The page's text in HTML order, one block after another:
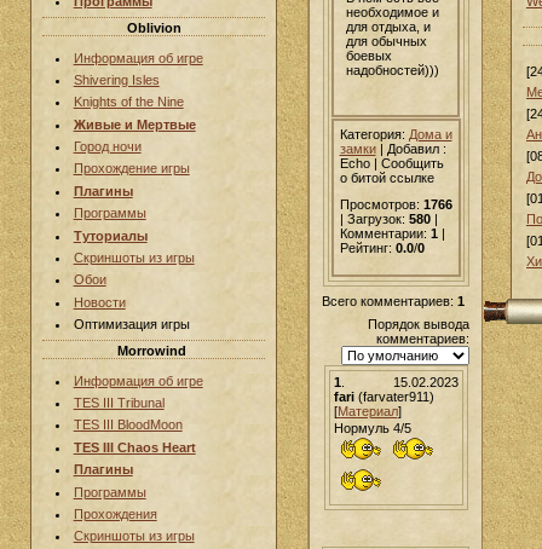
Oblivion
Информация об игре
Shivering Isles
Knights of the Nine
Живые и Мертвые
Город ночи
Прохождение игры
Плагины
Программы
Туториалы
Скриншоты из игры
Обои
Новости
Оптимизация игры
Morrowind
Информация об игре
TES III Tribunal
TES III BloodMoon
TES III Chaos Heart
Плагины
Программы
Прохождения
Скриншоты из игры
необходимое и
для отдыха, и
для обычных
боевых
надобностей)))
Категория: Дома и
замки| Добавил :
Echo | Сообщить
о битой ссылке
Просмотров: 1766
| Загрузок: 580|
Комментарии: 1|
Рейтинг: 0.0/0
Всего комментариев: 1
Порядок вывода
комментариев:
15.02.2023
1.
fari(farvater911)
[Материал]
Нормуль 4/5